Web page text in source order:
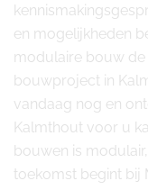
en mogelijkheden
modulaire bouw
bouwproject in
vandaag nog en
Kalmthout voor u
bouwen is
toekomst begint bij